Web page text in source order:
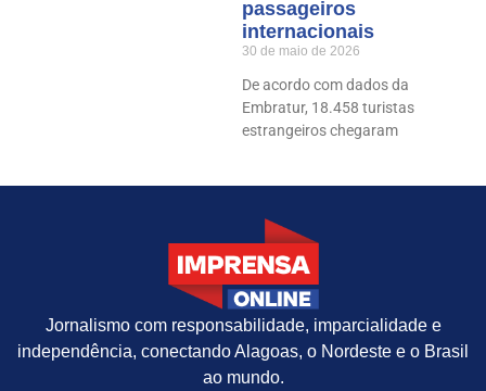
passageiros
internacionais
30 de maio de 2026
De acordo com dados da
Embratur, 18.458 turistas
estrangeiros chegaram
Jornalismo com responsabilidade, imparcialidade e
independência, conectando Alagoas, o Nordeste e o Brasil
ao mundo.